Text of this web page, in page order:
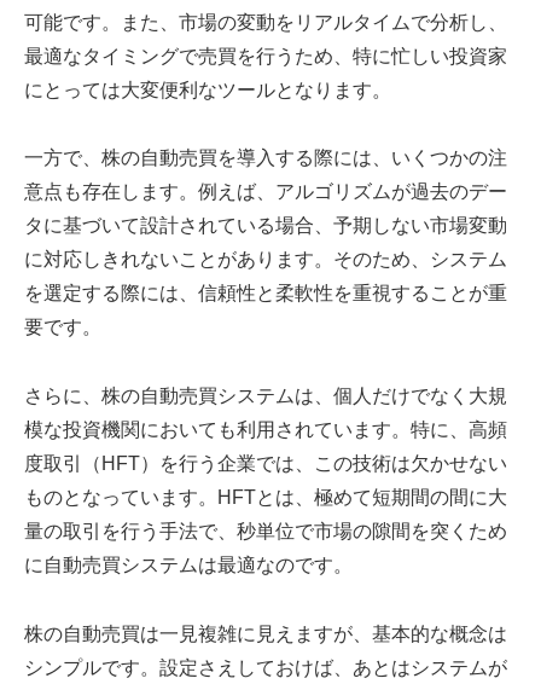
可能です。また、市場の変動をリアルタイムで分析し、
最適なタイミングで売買を行うため、特に忙しい投資家
にとっては大変便利なツールとなります。
一方で、株の自動売買を導入する際には、いくつかの注
意点も存在します。例えば、アルゴリズムが過去のデー
タに基づいて設計されている場合、予期しない市場変動
に対応しきれないことがあります。そのため、システム
を選定する際には、信頼性と柔軟性を重視することが重
要です。
さらに、株の自動売買システムは、個人だけでなく大規
模な投資機関においても利用されています。特に、高頻
度取引（HFT）を行う企業では、この技術は欠かせない
ものとなっています。HFTとは、極めて短期間の間に大
量の取引を行う手法で、秒単位で市場の隙間を突くため
に自動売買システムは最適なのです。
株の自動売買は一見複雑に見えますが、基本的な概念は
シンプルです。設定さえしておけば、あとはシステムが